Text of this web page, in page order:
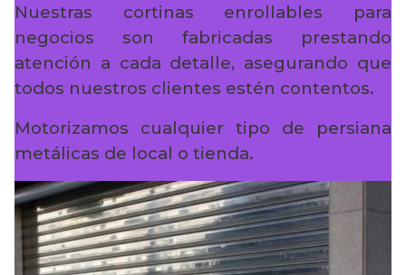
Nuestras cortinas enrollables para
negocios son fabricadas prestando
atención a cada detalle, asegurando que
todos nuestros clientes estén contentos.
Motorizamos cualquier tipo de persiana
metálicas de local o tienda.